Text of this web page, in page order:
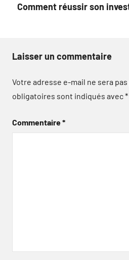
Comment réussir son
Laisser un commentaire
Votre adresse e-mail ne sera pas
obligatoires sont indiqués avec*
Commentaire*